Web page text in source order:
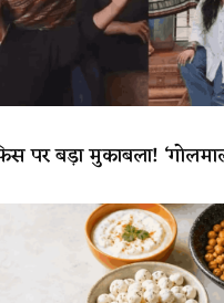
पर बड़ा मुकाबला!